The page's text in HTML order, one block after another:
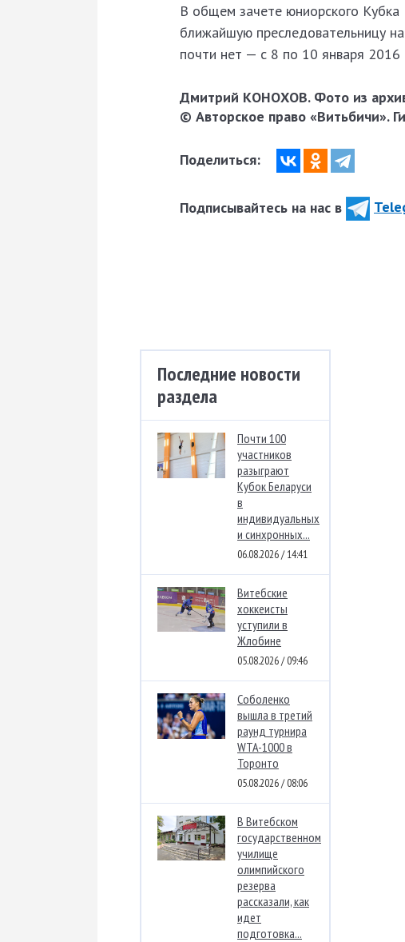
В общем зачете юниорского
ближайшую преследовательницу
почти нет — с 8 по 10 января
Дмитрий КОНОХОВ. Фото из
© Авторское право «Витьбичи».
Поделиться:
Подписывайтесь на нас в
Последние новости
раздела
Почти 100
участников
разыграют
Кубок Беларуси
в
индивидуальных
и синхронных...
06.08.2026 / 14:41
Витебские
хоккеисты
уступили в
Жлобине
05.08.2026 / 09:46
Соболенко
вышла в третий
раунд турнира
WTA-1000 в
Торонто
05.08.2026 / 08:06
В Витебском
государственном
училище
олимпийского
резерва
рассказали, как
идет
подготовка...